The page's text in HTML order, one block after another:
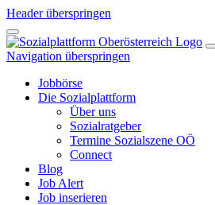
Header überspringen
Navigation überspringen
Jobbörse
Die Sozialplattform
Über uns
Sozialratgeber
Termine Sozialszene OÖ
Connect
Blog
Job Alert
Job inserieren